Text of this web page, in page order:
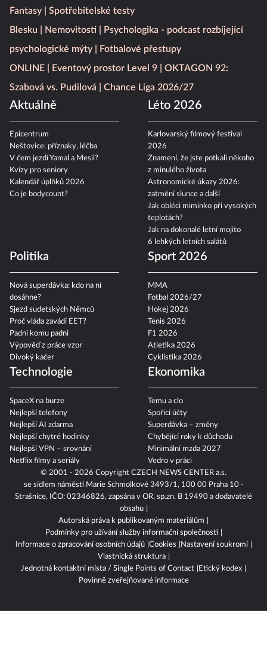
© 2001 - 2026 Copyright CZECH NEWS CENTER a.s.
se sídlem náměstí Marie Schmolkové 3493/1, 100 00 Praha 10 -
Strašnice, IČO: 02346826, zapsána v OR, sp.zn. B 19490 a dodavatelé
obsahu
Autorská práva k publikovaným materiálům
Podmínky pro užívání služby informační společnosti
Informace o zpracování osobních údajů Cookies
Nastavení soukromí
Vlastnická struktura
Jednotná kontaktní místa / Single Points of Contact
Etický kodex
Povinně zveřejňované informace
Fantasy
Spotřebitelské testy
Blesku
Nemovitosti
Psychologika - podcast rozbíjející
psychologické mýty
Fotbalové přestupy
ONLINE
Eventový prostor Level 9
OKTAGON 92:
Szabová vs. Pudilová
Chance Liga 2026/27
Aktuálně
Epicentrum
Neštovice: příznaky, léčba
V čem jezdí Yamal a Mesii?
Kvízy pro seniory
Kalendář úplňků 2026
Co je bodycount?
Léto 2026
Karlovarský filmový festival
2026
Znamení, že jste potkali někoho
z minulého života
Astronomické úkazy 2026:
zatmění slunce a další
Jak obléci miminko při vysokých
teplotách?
Jak na dokonalé letní mojito
6 lehkých letních salátů
Politika
Nová superdávka: kdo na ní
dosáhne?
Sjezd sudetských Němců
Proč vláda zavádí EET?
Padni komu padni
Výpověď z práce vzor
Divoký kačer
Sport 2026
MMA
Fotbal 2026/27
Hokej 2026
Tenis 2026
F1 2026
Atletika 2026
Cyklistika 2026
Technologie
SpaceX na burze
Nejlepší telefony
Nejlepší AI zdarma
Nejlepší chytré hodinky
Nejlepší VPN – srovnání
Netflix filmy a seriály
Ekonomika
Temu a clo
Spořicí účty
Superdávka – změny
Chybějící roky k důchodu
Minimální mzda 2027
Vedro v práci